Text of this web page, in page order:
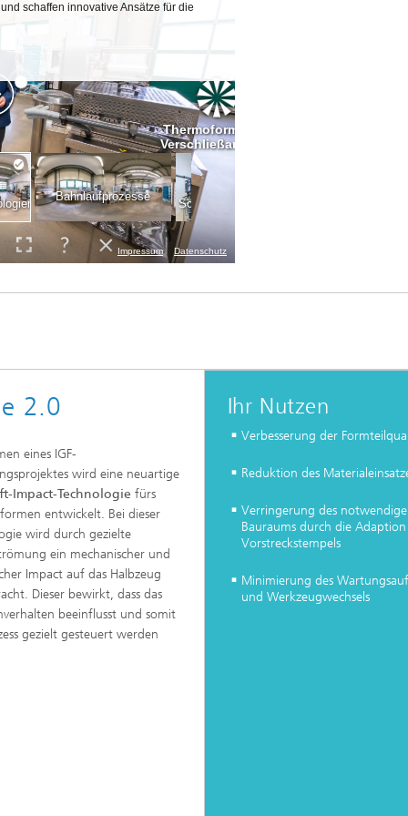
2.0
eines IGF-
wird eine neuartige
Impact-Technologie fürs
entwickelt. Bei dieser
wird durch gezielte
ein mechanischer und
Impact auf das Halbzeug
Dieser bewirkt, dass das
beeinflusst und somit
gezielt gesteuert werden
Ihr Nutzen
Verbesserung der
Reduktion des
Verringerung des
Bauraums durch die Adaption
Vorstreckstempels
Minimierung des
und Werkzeugwechsels